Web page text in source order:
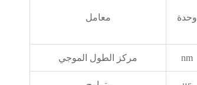
معامل وحدة
مركز الطول الموجي nm